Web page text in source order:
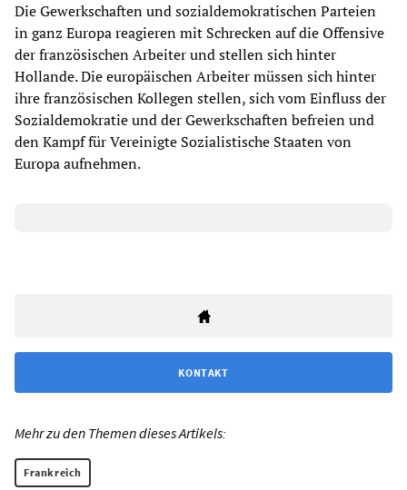
Die Gewerkschaften und sozialdemokratischen Parteien
in ganz Europa reagieren mit Schrecken auf die Offensive
der französischen Arbeiter und stellen sich hinter
Hollande. Die europäischen Arbeiter müssen sich hinter
ihre französischen Kollegen stellen, sich vom Einfluss der
Sozialdemokratie und der Gewerkschaften befreien und
den Kampf für Vereinigte Sozialistische Staaten von
Europa aufnehmen.
KONTAKT
Mehr zu den Themen dieses Artikels:
Frankreich